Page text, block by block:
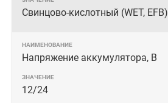
Свинцово-кислотный (WET, EFB)
Напряжение аккумулятора, В
12/24